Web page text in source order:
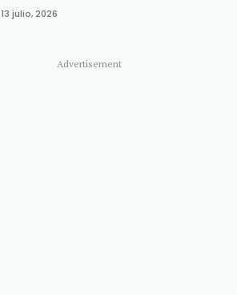
13 julio, 2026
Advertisement